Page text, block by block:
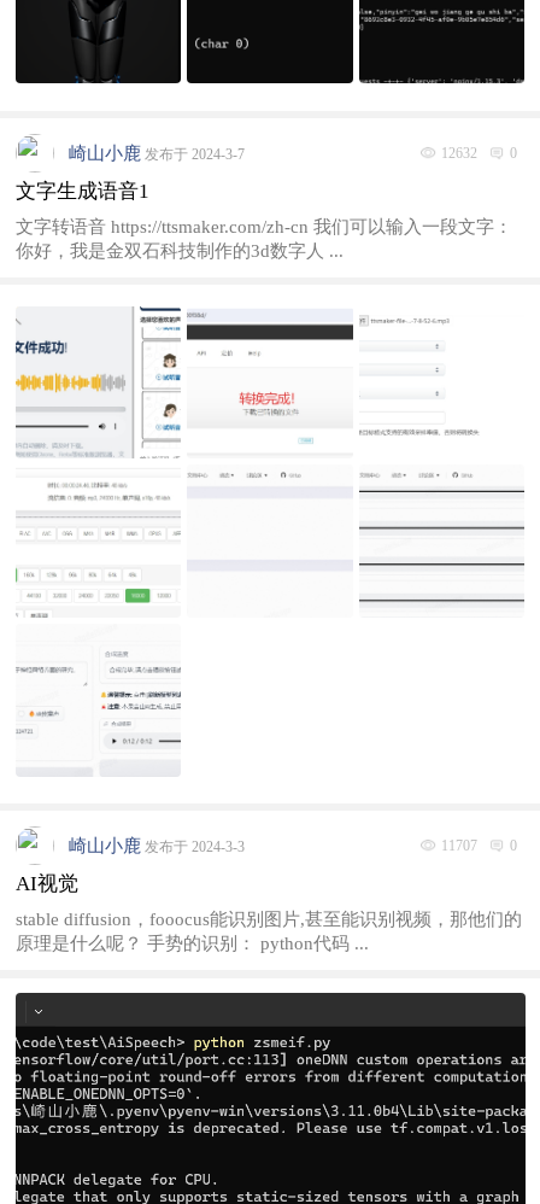
12632 0
崎山小鹿 发布于 2024-3-7
文字生成语音1
文字转语音 https://ttsmaker.com/zh-cn 我们可以输入一段文字：
你好，我是金双石科技制作的3d数字人 ...
11707 0
崎山小鹿 发布于 2024-3-3
AI视觉
stable diffusion，fooocus能识别图片,甚至能识别视频，那他们的
原理是什么呢？ 手势的识别： python代码 ...